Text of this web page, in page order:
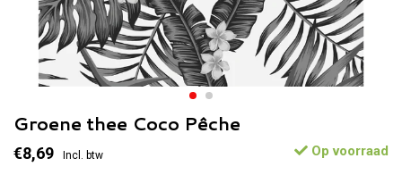
Groene thee Coco Pêche
€8,69 Incl. btw Op voorraad